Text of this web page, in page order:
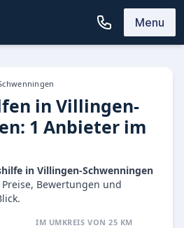
Menu
in Villingen-
1 Anbieter im
in Villingen-Schwenningen
Bewertungen und
IM UMKREIS VON 25 KM